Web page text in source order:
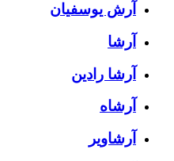
آرش یوسفیان
آرشا
آرشا رادین
آرشاه
آرشاویر